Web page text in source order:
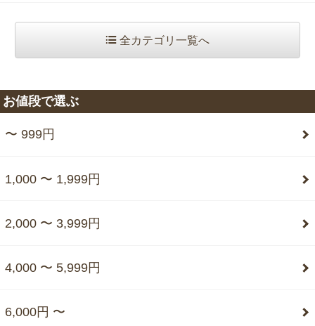
全カテゴリ一覧へ
お値段で選ぶ
〜 999円
1,000 〜 1,999円
2,000 〜 3,999円
4,000 〜 5,999円
6,000円 〜